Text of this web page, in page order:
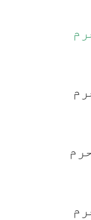
1/محرم
2/محرم
3/ محرم
4/محرم